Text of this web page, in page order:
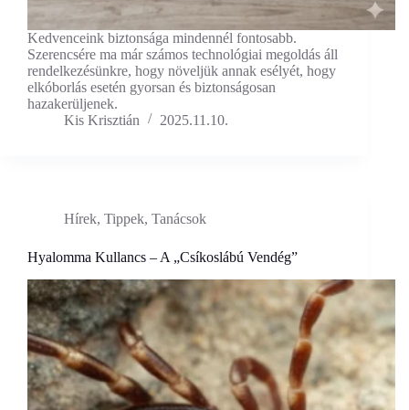
Kedvenceink biztonsága mindennél fontosabb.
Szerencsére ma már számos technológiai megoldás áll
rendelkezésünkre, hogy növeljük annak esélyét, hogy
elkóborlás esetén gyorsan és biztonságosan
hazakerüljenek.
Kis Krisztián
2025.11.10.
Hírek, Tippek, Tanácsok
Hyalomma Kullancs – A „Csíkoslábú Vendég”